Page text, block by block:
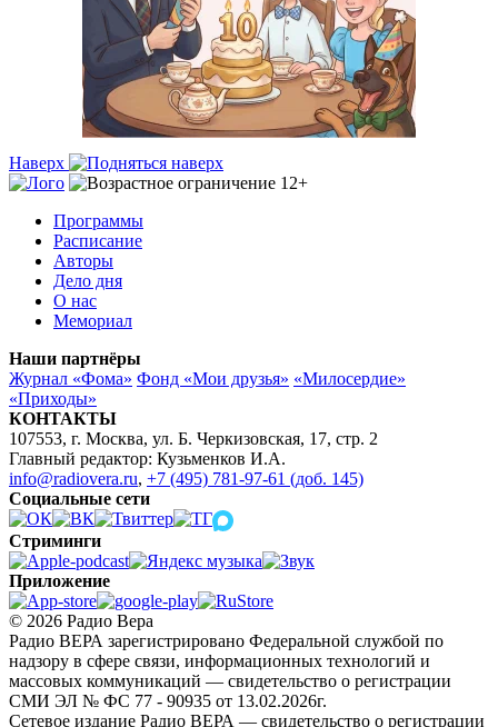
Наверх
Программы
Расписание
Авторы
Дело дня
О нас
Мемориал
Наши партнёры
Журнал «Фома» Фонд «Мои друзья» «Милосердие»
«Приходы»
КОНТАКТЫ
107553, г. Москва, ул. Б. Черкизовская, 17, стр. 2
Главный редактор: Кузьменков И.А.
info@radiovera.ru, +7 (495) 781-97-61 (доб. 145)
Социальные сети
Стриминги
Приложение
© 2026 Радио Вера
Радио ВЕРА зарегистрировано Федеральной службой по
надзору в сфере связи, информационных технологий и
массовых коммуникаций — свидетельство о регистрации
СМИ ЭЛ № ФС 77 - 90935 от 13.02.2026г.
Сетевое издание Радио ВЕРА — свидетельство о регистрации